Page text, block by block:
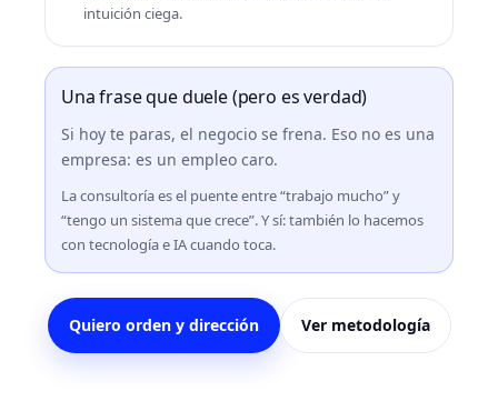
intuición ciega.
Una frase que duele (pero es verdad)
Si hoy te paras, el negocio se frena. Eso no es una
empresa: es un empleo caro.
La consultoría es el puente entre “trabajo mucho” y
“tengo un sistema que crece”. Y sí: también lo hacemos
con tecnología e IA cuando toca.
Quiero orden y dirección Ver metodología